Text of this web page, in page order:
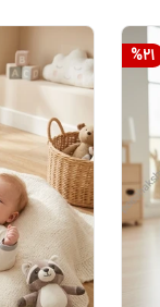
%21